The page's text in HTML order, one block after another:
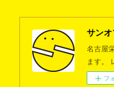
サン
名古屋
ます。
フ